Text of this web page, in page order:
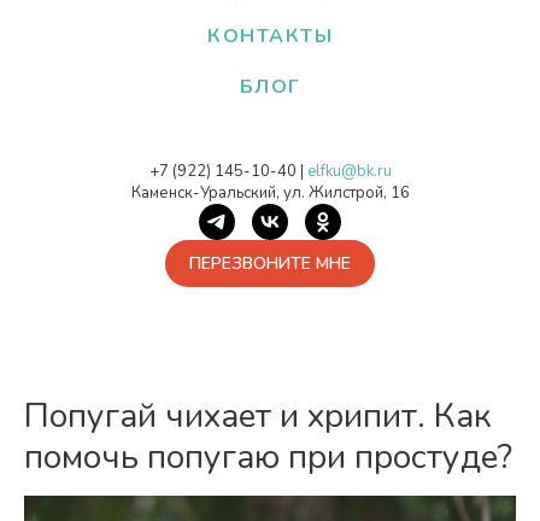
КОНТАКТЫ
БЛОГ
+7 (922) 145-10-40 | elfku@bk.ru
Каменск-Уральский, ул. Жилстрой, 16
ПЕРЕЗВОНИТЕ МНЕ
Попугай чихает и хрипит. Как
помочь попугаю при простуде?